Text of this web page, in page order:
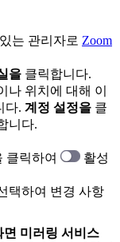
는 관리자로 Zoom
을 클릭합니다.
나 위치에 대해 이
다. 계정 설정을 클
니다.
클릭하여
활성
택하여 변경 사항
면 미러링 서비스